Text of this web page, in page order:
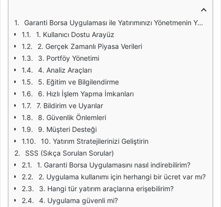
Garanti Borsa Uygulaması ile Yatırımınızı Yönetmenin Yolları
1. Kullanıcı Dostu Arayüz
2. Gerçek Zamanlı Piyasa Verileri
3. Portföy Yönetimi
4. Analiz Araçları
5. Eğitim ve Bilgilendirme
6. Hızlı İşlem Yapma İmkanları
7. Bildirim ve Uyarılar
8. Güvenlik Önlemleri
9. Müşteri Desteği
10. Yatırım Stratejilerinizi Geliştirin
SSS (Sıkça Sorulan Sorular)
1. Garanti Borsa Uygulamasını nasıl indirebilirim?
2. Uygulama kullanımı için herhangi bir ücret var mı?
3. Hangi tür yatırım araçlarına erişebilirim?
4. Uygulama güvenli mi?